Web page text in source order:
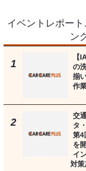
イベントレポー
ン
【
の
揃
作
交
タ
第4
を
イ
対策